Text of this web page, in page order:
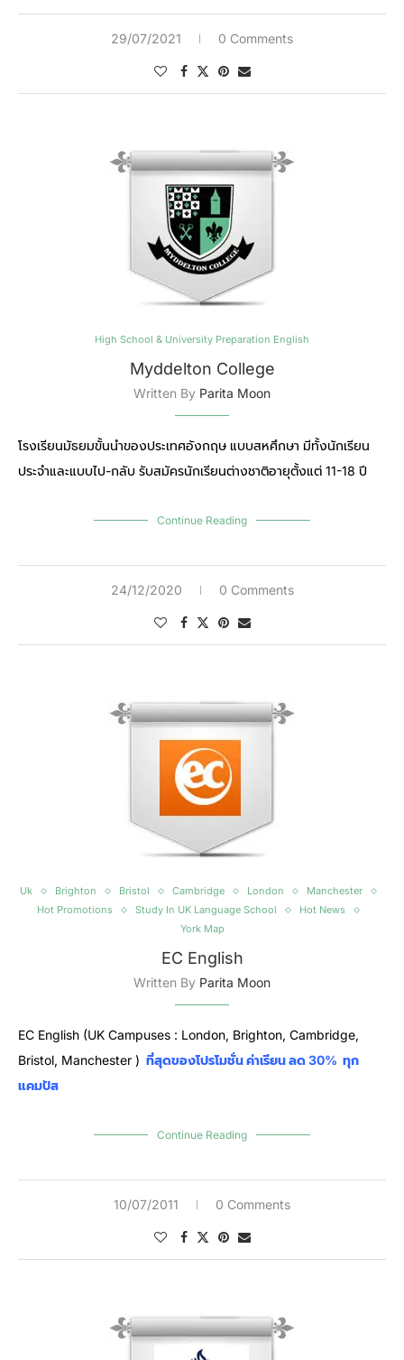
29/07/2021 0 Comments
High School & University Preparation English
Myddelton College
Written By Parita Moon
โรงเรียนมัธยมขั้นนำของประเทศอังกฤษ แบบสหศึกษา มีทั้งนักเรียน
ประจำและแบบไป-กลับ รับสมัครนักเรียนต่างชาติอายุตั้งแต่ 11-18 ปี
Continue Reading
24/12/2020 0 Comments
Uk Brighton Bristol Cambridge London
Manchester
Hot Promotions
Study In UK Language School
Hot News
York Map
EC English
Written By Parita Moon
EC English (UK Campuses : London, Brighton, Cambridge,
Bristol, Manchester ) ที่สุดของโปรโมชั่น ค่าเรียน ลด 30% ทุก
แคมปัส
Continue Reading
10/07/2011 0 Comments